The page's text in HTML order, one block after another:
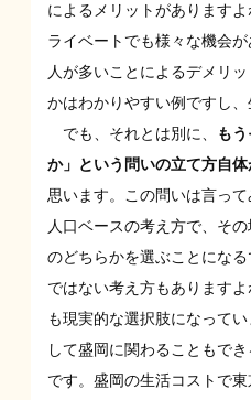
によるメリットがあります
ライベートでも様々な機会が
人が多いことによるデメリ
かはわかりやすい例ですし、
でも、それとは別に、
も
か」という問いの立て方自
思います。この問いは言っ
人口ベースの考え方で、そ
のどちらかを選ぶことにな
ではない考え方もあります
も現実的な選択肢になって
して盛岡に関わることもで
です。盛岡の生活コストで